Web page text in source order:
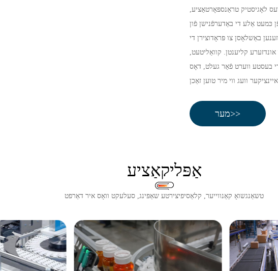
לאָגיסטיק טראַנספּאָרטאַציע,
כּמעט אַלע די באַדערפֿנישן פֿון
באַשלאָסן צו פּראָדוצירן די
קליענטן. קוואַליטעט,
די בעסטע ווערט פֿאַר געלט, דאָס
מער>>
אַפּליקאַציע
טשאַנגשואָ קאַנווייער, קלאַסיפיצירטע שאַפּינג, סעלעקט וואָס איר דאַרפט